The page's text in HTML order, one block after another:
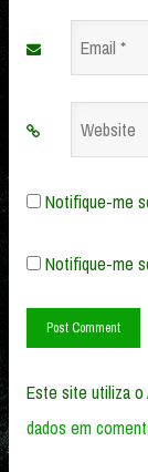
Email
Website
Notifique-me
Notifique-me
Este site utiliza o
dados em